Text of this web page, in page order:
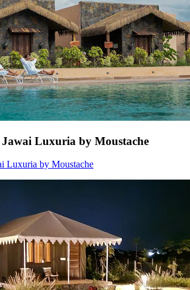
Luxuria by Moustache
Luxuria by Moustache